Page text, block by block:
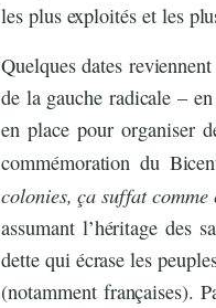
les plus exploités et les
Quelques dates
de la gauche radicale –
en place pour organiser
commémoration du
colonies, ça suffat
assumant l’héritage des
dette qui écrase les
(notamment françaises).